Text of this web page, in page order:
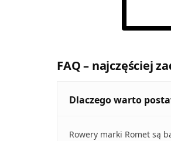
FAQ – najczęściej
Dlaczego warto
Rowery marki Romet są